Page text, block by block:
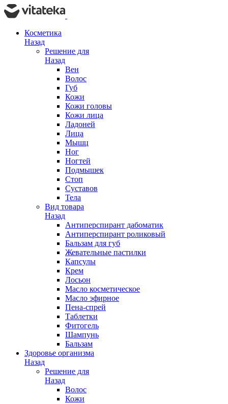
Косметика
Назад
Решение для
Назад
Вен
Волос
Губ
Кожи
Кожи головы
Кожи лица
Ладоней
Лица
Мышц
Ног
Ногтей
Подмышек
Стоп
Суставов
Тела
Вид товара
Назад
Антиперспирант дабоматик
Антиперспирант роликовый
Бальзам для губ
Жевательные пастилки
Капсулы
Крем
Лосьон
Масло косметическое
Масло эфирное
Пена-спрей
Таблетки
Фитогель
Шампунь
Бальзам
Здоровье организма
Назад
Решение для
Назад
Волос
Кожи